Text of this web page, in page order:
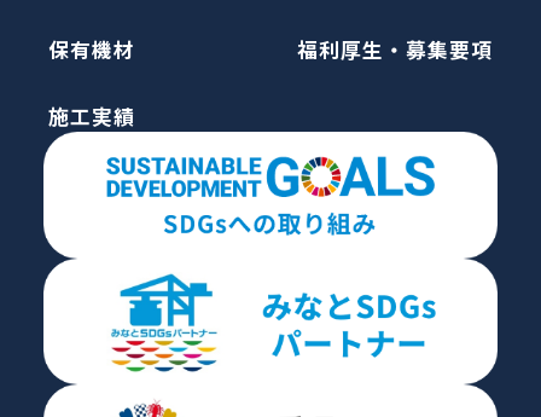
保有機材
施工実績
福利厚生・募集要項